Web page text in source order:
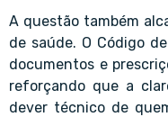
A questão também
de saúde. O Código
documentos e
reforçando que a
dever técnico de